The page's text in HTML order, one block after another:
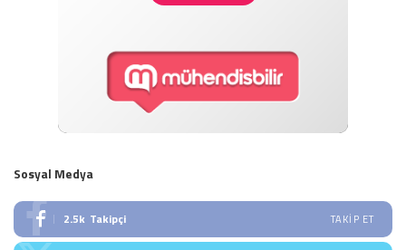
Sosyal Medya
2.5k Takipçi TAKIP ET